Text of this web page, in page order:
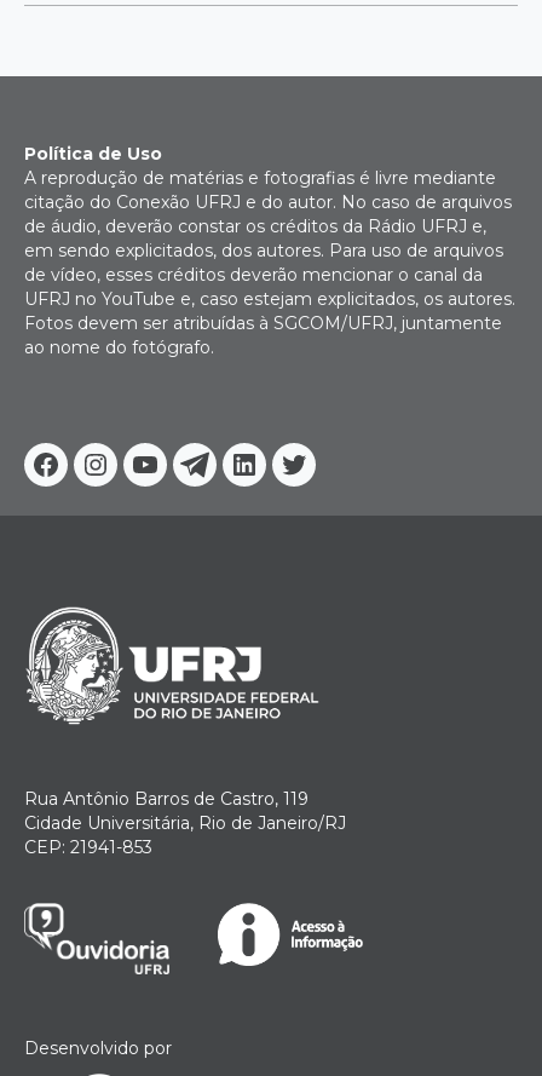
Facebook
Instagram
YoutubeTelegram
Linkedin
Twitter
Política de Uso
A reprodução de matérias e fotografias é livre mediante
citação do Conexão UFRJ e do autor. No caso de arquivos
de áudio, deverão constar os créditos da Rádio UFRJ e,
em sendo explicitados, dos autores. Para uso de arquivos
de vídeo, esses créditos deverão mencionar o canal da
UFRJ no YouTube e, caso estejam explicitados, os autores.
Fotos devem ser atribuídas à SGCOM/UFRJ, juntamente
ao nome do fotógrafo.
Rua Antônio Barros de Castro, 119
Cidade Universitária, Rio de Janeiro/RJ
CEP: 21941-853
Desenvolvido por